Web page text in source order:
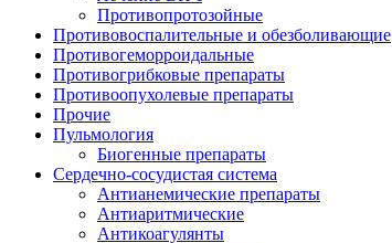
Противопротозойные
Противовоспалительные и обезболивающие
Противогеморроидальные
Противогрибковые препараты
Противоопухолевые препараты
Прочие
Пульмология
Биогенные препараты
Сердечно-сосудистая система
Антианемические препараты
Антиаритмические
Антикоагулянты